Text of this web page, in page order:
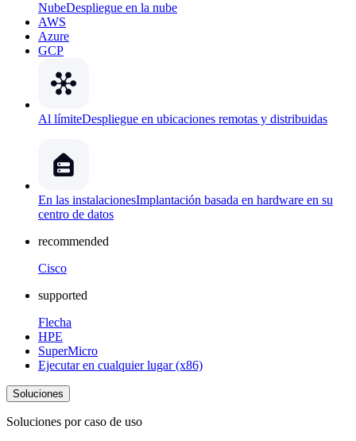
NubeDespliegue en la nube
AWS
Azure
GCP
Al límiteDespliegue en ubicaciones remotas y distribuidas
En las instalacionesImplantación basada en hardware en su
centro de datos
recommended
Cisco
supported
Flecha
HPE
SuperMicro
Ejecutar en cualquier lugar (x86)
Soluciones
Soluciones por caso de uso